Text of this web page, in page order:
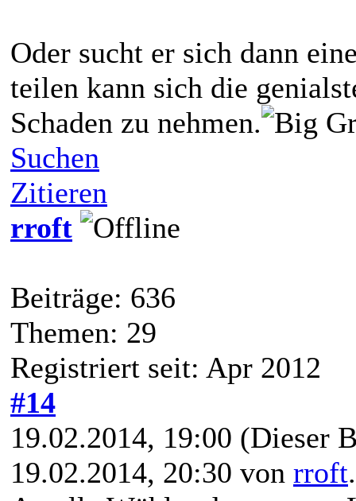
Oder sucht er sich dann
teilen kann sich die
Schaden zu nehmen.
Suchen
Zitieren
rroft
Beiträge: 636
Themen: 29
Registriert seit: Apr 2012
#14
19.02.2014, 19:00 (Dieser
19.02.2014, 20:30 von rroft